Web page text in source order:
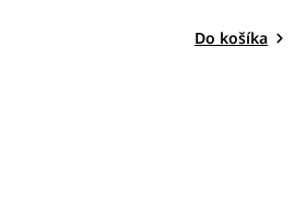
Do košíka